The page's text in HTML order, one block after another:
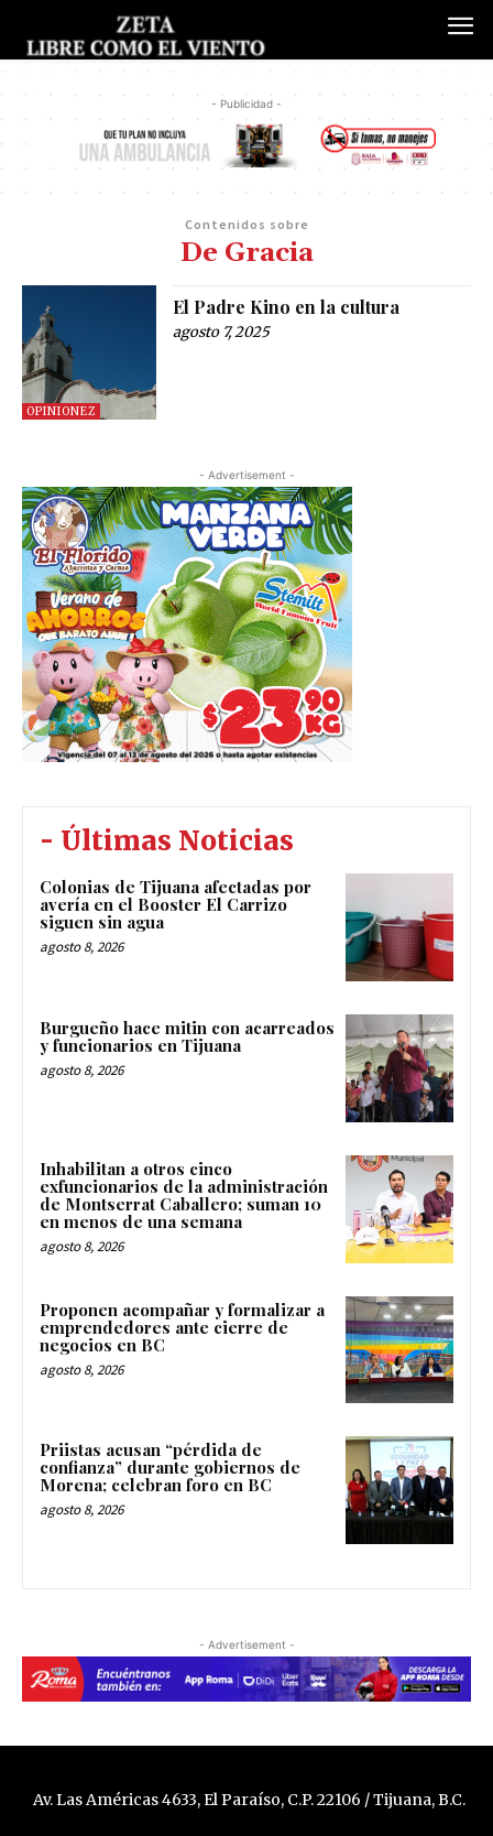
- Publicidad -
Contenidos sobre
De Gracia
OPINIONEZ
El Padre Kino en la cultura
agosto 7, 2025
- Advertisement -
- Últimas Noticias
Colonias de Tijuana afectadas por
avería en el Booster El Carrizo
siguen sin agua
agosto 8, 2026
Burgueño hace mitin con acarreados
y funcionarios en Tijuana
agosto 8, 2026
Inhabilitan a otros cinco
exfuncionarios de la administración
de Montserrat Caballero; suman 10
en menos de una semana
agosto 8, 2026
Proponen acompañar y formalizar a
emprendedores ante cierre de
negocios en BC
agosto 8, 2026
Priistas acusan “pérdida de
confianza” durante gobiernos de
Morena; celebran foro en BC
agosto 8, 2026
- Advertisement -
Av. Las Américas 4633, El Paraíso, C.P. 22106 / Tijuana, B.C.